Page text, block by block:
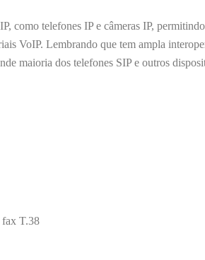
telefones IP e câmeras IP,
VoIP. Lembrando que tem ampla
maioria dos telefones SIP e outros
T.38